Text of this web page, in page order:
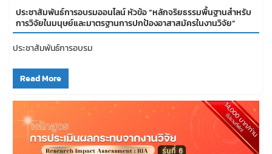
ประชาสัมพันธ์การอบรมออนไลน์ หัวข้อ “หลักจริยธรรมพื้นฐานสำหรับ
การวิจัยในมนุษย์และมาตรฐานการปกป้องอาสาสมัครในงานวิจัย”
ประชาสัมพันธ์การอบรม
Read More